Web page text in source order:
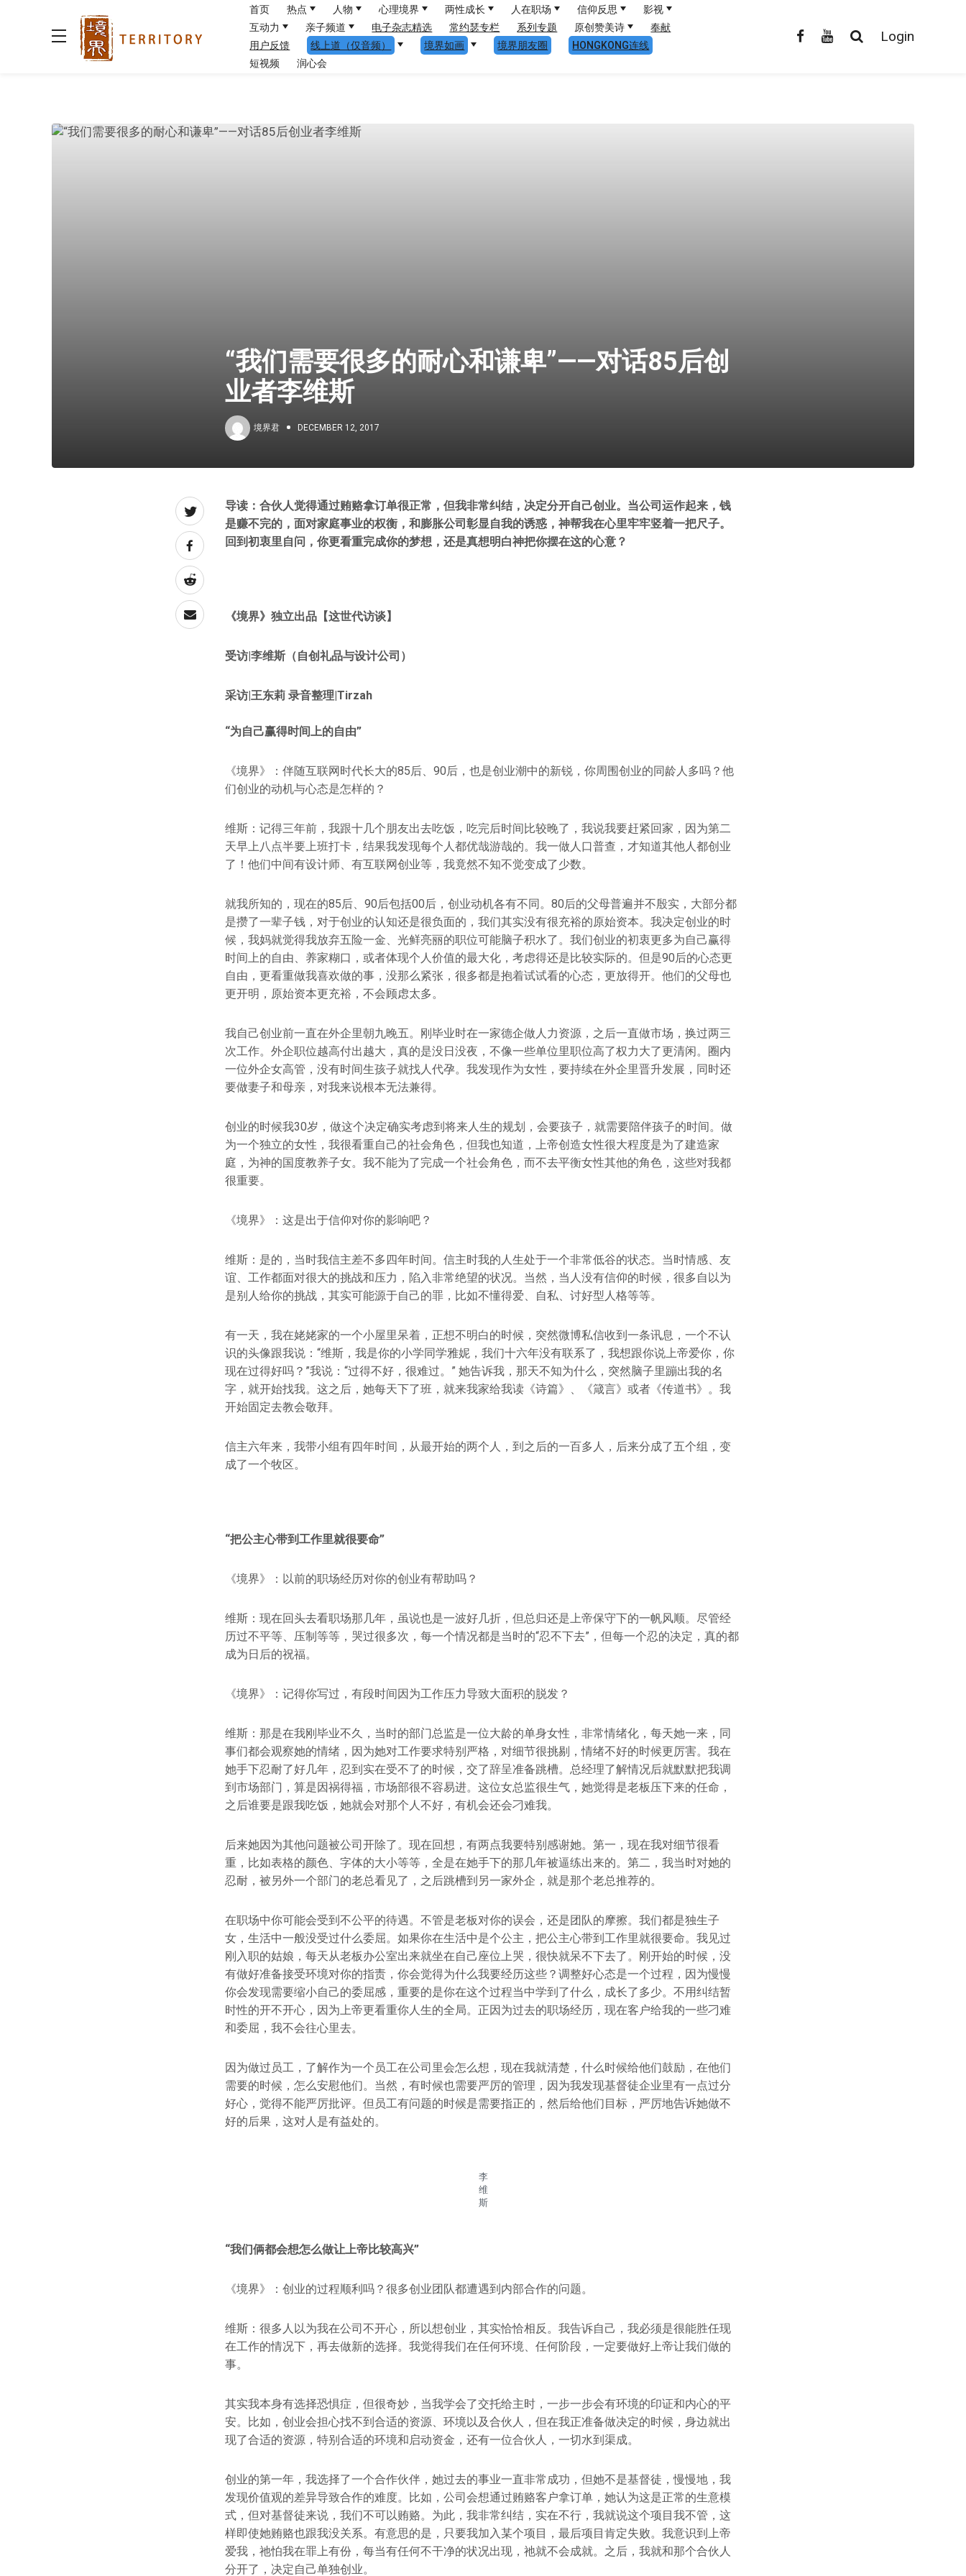
首页 热点 人物 心理境界 两性成长 人在职场 信仰反思
影视
互动力
亲子频道 电子杂志精选 常约瑟专栏 系列专题 原创赞美诗
奉献
用户反馈
线上道（仅音频） 境界如画 境界朋友圈
HONGKONG连线
短视频
润心会
Login
“我们需要很多的耐心和谦卑”——对话85后创
业者李维斯
境界君 DECEMBER 12, 2017
导读：合伙人觉得通过贿赂拿订单很正常，但我非常纠结，决定分开自己创业。当公司运作起来，钱
是赚不完的，面对家庭事业的权衡，和膨胀公司彰显自我的诱惑，神帮我在心里牢牢竖着一把尺子。
回到初衷里自问，你更看重完成你的梦想，还是真想明白神把你摆在这的心意？
《境界》独立出品【这世代访谈】
受访|李维斯（自创礼品与设计公司）
采访|王东莉 录音整理|Tirzah
“为自己赢得时间上的自由”
《境界》：伴随互联网时代长大的85后、90后，也是创业潮中的新锐，你周围创业的同龄人多吗？他
们创业的动机与心态是怎样的？
维斯：记得三年前，我跟十几个朋友出去吃饭，吃完后时间比较晚了，我说我要赶紧回家，因为第二
天早上八点半要上班打卡，结果我发现每个人都优哉游哉的。我一做人口普查，才知道其他人都创业
了！他们中间有设计师、有互联网创业等，我竟然不知不觉变成了少数。
就我所知的，现在的85后、90后包括00后，创业动机各有不同。80后的父母普遍并不殷实，大部分都
是攒了一辈子钱，对于创业的认知还是很负面的，我们其实没有很充裕的原始资本。我决定创业的时
候，我妈就觉得我放弃五险一金、光鲜亮丽的职位可能脑子积水了。我们创业的初衷更多为自己赢得
时间上的自由、养家糊口，或者体现个人价值的最大化，考虑得还是比较实际的。但是90后的心态更
自由，更看重做我喜欢做的事，没那么紧张，很多都是抱着试试看的心态，更放得开。他们的父母也
更开明，原始资本更充裕，不会顾虑太多。
我自己创业前一直在外企里朝九晚五。刚毕业时在一家德企做人力资源，之后一直做市场，换过两三
次工作。外企职位越高付出越大，真的是没日没夜，不像一些单位里职位高了权力大了更清闲。圈内
一位外企女高管，没有时间生孩子就找人代孕。我发现作为女性，要持续在外企里晋升发展，同时还
要做妻子和母亲，对我来说根本无法兼得。
创业的时候我30岁，做这个决定确实考虑到将来人生的规划，会要孩子，就需要陪伴孩子的时间。做
为一个独立的女性，我很看重自己的社会角色，但我也知道，上帝创造女性很大程度是为了建造家
庭，为神的国度教养子女。我不能为了完成一个社会角色，而不去平衡女性其他的角色，这些对我都
很重要。
《境界》：这是出于信仰对你的影响吧？
维斯：是的，当时我信主差不多四年时间。信主时我的人生处于一个非常低谷的状态。当时情感、友
谊、工作都面对很大的挑战和压力，陷入非常绝望的状况。当然，当人没有信仰的时候，很多自以为
是别人给你的挑战，其实可能源于自己的罪，比如不懂得爱、自私、讨好型人格等等。
有一天，我在姥姥家的一个小屋里呆着，正想不明白的时候，突然微博私信收到一条讯息，一个不认
识的头像跟我说：“维斯，我是你的小学同学雅妮，我们十六年没有联系了，我想跟你说上帝爱你，你
现在过得好吗？”我说：“过得不好，很难过。” 她告诉我，那天不知为什么，突然脑子里蹦出我的名
字，就开始找我。这之后，她每天下了班，就来我家给我读《诗篇》、《箴言》或者《传道书》。我
开始固定去教会敬拜。
信主六年来，我带小组有四年时间，从最开始的两个人，到之后的一百多人，后来分成了五个组，变
成了一个牧区。
“把公主心带到工作里就很要命”
《境界》：以前的职场经历对你的创业有帮助吗？
维斯：现在回头去看职场那几年，虽说也是一波好几折，但总归还是上帝保守下的一帆风顺。尽管经
历过不平等、压制等等，哭过很多次，每一个情况都是当时的“忍不下去”，但每一个忍的决定，真的都
成为日后的祝福。
《境界》：记得你写过，有段时间因为工作压力导致大面积的脱发？
维斯：那是在我刚毕业不久，当时的部门总监是一位大龄的单身女性，非常情绪化，每天她一来，同
事们都会观察她的情绪，因为她对工作要求特别严格，对细节很挑剔，情绪不好的时候更厉害。我在
她手下忍耐了好几年，忍到实在受不了的时候，交了辞呈准备跳槽。总经理了解情况后就默默把我调
到市场部门，算是因祸得福，市场部很不容易进。这位女总监很生气，她觉得是老板压下来的任命，
之后谁要是跟我吃饭，她就会对那个人不好，有机会还会刁难我。
后来她因为其他问题被公司开除了。现在回想，有两点我要特别感谢她。第一，现在我对细节很看
重，比如表格的颜色、字体的大小等等，全是在她手下的那几年被逼练出来的。第二，我当时对她的
忍耐，被另外一个部门的老总看见了，之后跳槽到另一家外企，就是那个老总推荐的。
在职场中你可能会受到不公平的待遇。不管是老板对你的误会，还是团队的摩擦。我们都是独生子
女，生活中一般没受过什么委屈。如果你在生活中是个公主，把公主心带到工作里就很要命。我见过
刚入职的姑娘，每天从老板办公室出来就坐在自己座位上哭，很快就呆不下去了。刚开始的时候，没
有做好准备接受环境对你的指责，你会觉得为什么我要经历这些？调整好心态是一个过程，因为慢慢
你会发现需要缩小自己的委屈感，重要的是你在这个过程当中学到了什么，成长了多少。不用纠结暂
时性的开不开心，因为上帝更看重你人生的全局。正因为过去的职场经历，现在客户给我的一些刁难
和委屈，我不会往心里去。
因为做过员工，了解作为一个员工在公司里会怎么想，现在我就清楚，什么时候给他们鼓励，在他们
需要的时候，怎么安慰他们。当然，有时候也需要严厉的管理，因为我发现基督徒企业里有一点过分
好心，觉得不能严厉批评。但员工有问题的时候是需要指正的，然后给他们目标，严厉地告诉她做不
好的后果，这对人是有益处的。
李
维
斯
“我们俩都会想怎么做让上帝比较高兴”
《境界》：创业的过程顺利吗？很多创业团队都遭遇到内部合作的问题。
维斯：很多人以为我在公司不开心，所以想创业，其实恰恰相反。我告诉自己，我必须是很能胜任现
在工作的情况下，再去做新的选择。我觉得我们在任何环境、任何阶段，一定要做好上帝让我们做的
事。
其实我本身有选择恐惧症，但很奇妙，当我学会了交托给主时，一步一步会有环境的印证和内心的平
安。比如，创业会担心找不到合适的资源、环境以及合伙人，但在我正准备做决定的时候，身边就出
现了合适的资源，特别合适的环境和启动资金，还有一位合伙人，一切水到渠成。
创业的第一年，我选择了一个合作伙伴，她过去的事业一直非常成功，但她不是基督徒，慢慢地，我
发现价值观的差异导致合作的难度。比如，公司会想通过贿赂客户拿订单，她认为这是正常的生意模
式，但对基督徒来说，我们不可以贿赂。为此，我非常纠结，实在不行，我就说这个项目我不管，这
样即使她贿赂也跟我没关系。有意思的是，只要我加入某个项目，最后项目肯定失败。我意识到上帝
爱我，祂怕我在罪上有份，每当有任何不干净的状况出现，祂就不会成就。之后，我就和那个合伙人
分开了，决定自己单独创业。